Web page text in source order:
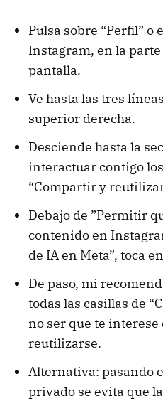
Pulsa sobre “Perfil” o
Instagram, en la
pantalla.
Ve hasta las tres
superior derecha.
Desciende hasta la
interactuar contigo
“Compartir y
Debajo de ”Permitir
contenido en
de IA en Meta”, toca
De paso, mi
todas las casillas de
no ser que te
reutilizarse.
Alternativa: pasando
privado se evita que